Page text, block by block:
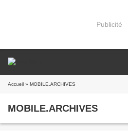
Publicité
Accueil » MOBILE.ARCHIVES
MOBILE.ARCHIVES